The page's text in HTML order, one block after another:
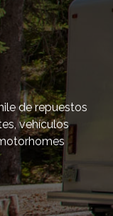
de repuestos
vehículos